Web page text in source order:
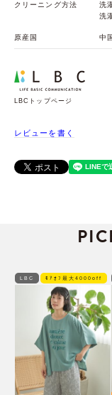
クリーニング方法
洗
洗
原産国 中国
LBCトップページ
レビューを書く
LBC ﾓｱｵﾌ最大4000off